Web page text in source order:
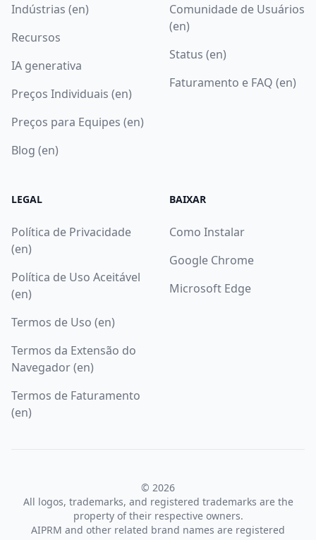
Indústrias (en)
Recursos
IA generativa
Preços Individuais (en)
Preços para Equipes (en)
Blog (en)
Comunidade de Usuários
(en)
Status (en)
Faturamento e FAQ (en)
LEGAL
Política de Privacidade
(en)
Política de Uso Aceitável
(en)
Termos de Uso (en)
Termos da Extensão do
Navegador (en)
Termos de Faturamento
(en)
BAIXAR
Como Instalar
Google Chrome
Microsoft Edge
© 2026
All logos, trademarks, and registered trademarks are the
property of their respective owners.
AIPRM and other related brand names are registered